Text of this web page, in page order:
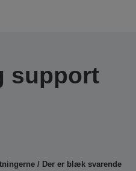
support
/ Der er blæk svarende